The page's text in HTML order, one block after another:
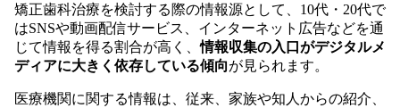
矯正歯科治療を検討する際の情報源として、10代・20代で
はSNSや動画配信サービス、インターネット広告などを通
じて情報を得る割合が高く、情報収集の入口がデジタルメ
ディアに大きく依存している傾向が見られます。
医療機関に関する情報は、従来、家族や知人からの紹介、